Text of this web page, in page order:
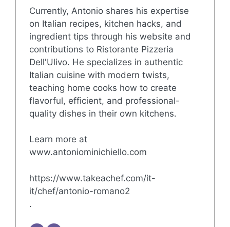
Currently, Antonio shares his expertise
on Italian recipes, kitchen hacks, and
ingredient tips through his website and
contributions to Ristorante Pizzeria
Dell'Ulivo. He specializes in authentic
Italian cuisine with modern twists,
teaching home cooks how to create
flavorful, efficient, and professional-
quality dishes in their own kitchens.
Learn more at
www.antoniominichiello.com
https://www.takeachef.com/it-
it/chef/antonio-romano2
.